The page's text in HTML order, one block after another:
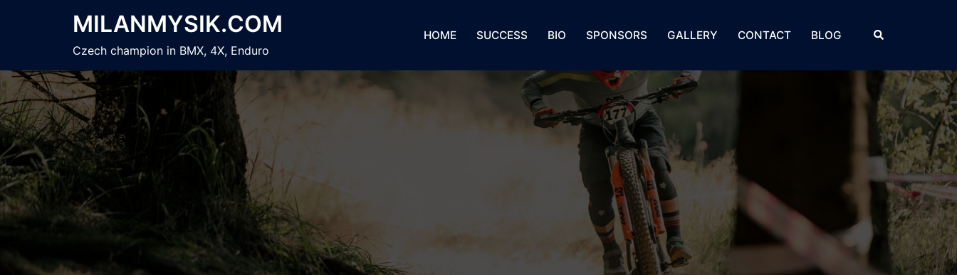
MILANMYSIK.COM
Czech champion in BMX, 4X, Enduro
HOME SUCCESS BIO SPONSORS GALLERY CONTACT BLOG Search